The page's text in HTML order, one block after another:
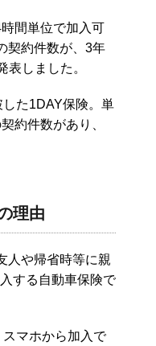
間単位で加入可
契約件数が、3年
表しました。
た1DAY保険。単
約件数があり、
理由
人や帰省時等に親
する自動車保険で
マホから加入で